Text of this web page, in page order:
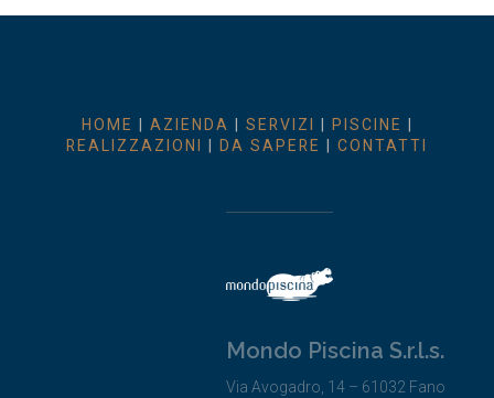
HOME AZIENDA SERVIZI PISCINE
REALIZZAZIONI
DA SAPERE CONTATTI
Mondo Piscina S.r.l.s.
Via Avogadro, 14 – 61032 Fano